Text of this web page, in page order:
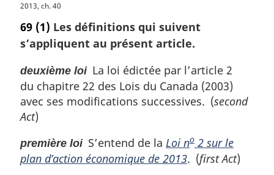
N
o
t
e
a
r
g
i
a
l
e
2013, ch. 40
69 (1) Les définitions qui suivent
s’appliquent au présent article.
deuxième loiLa loi édictée par l’article 2
du chapitre 22 des Lois du Canada (2003)
avec ses modifications successives. (second
Act)
première loiS’entend de la Loi no 2 sur le
plan d’action économique de 2013. (first Act)